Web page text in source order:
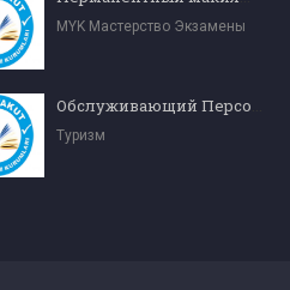
MYK Мастерство Экзамены
Туризм